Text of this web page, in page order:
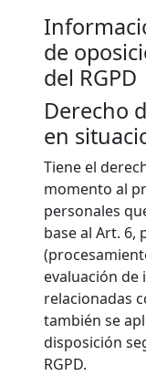
de
del RGPD
Derecho
en
Tiene el
momento al
personales
base al Art. 6,
evaluación de
relacionadas
también se
disposición
RGPD.